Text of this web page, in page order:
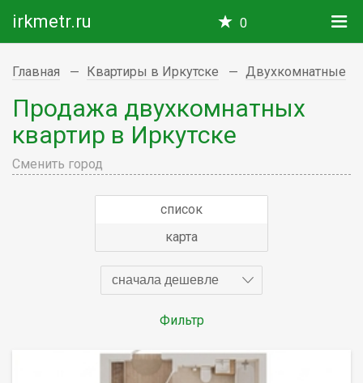
irkmetr.ru 0
Главная Квартиры в Иркутске Двухкомнатные
Продажа двухкомнатных
квартир в Иркутске
Сменить город
список
карта
сначала дешевле
Фильтр